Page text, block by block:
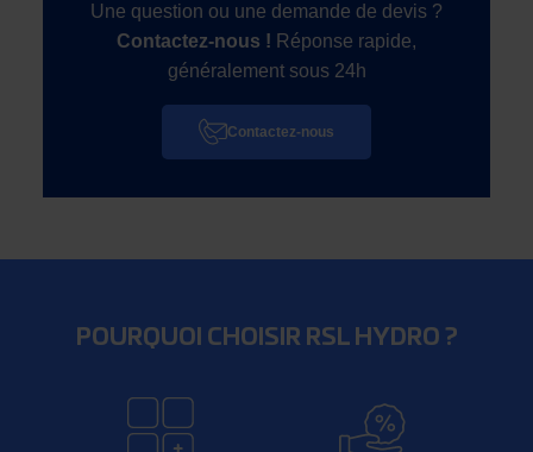
Une question ou une demande de devis ?
Contactez-nous ! Réponse rapide,
généralement sous 24h
Contactez-nous
POURQUOI CHOISIR RSL HYDRO ?